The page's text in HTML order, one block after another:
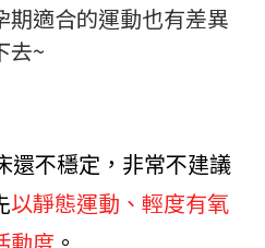
期適合的運動也有差異
去~
還不穩定，非常不建議
以靜態運動、輕度有氧